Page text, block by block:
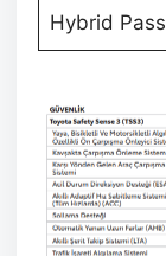
Hybrid